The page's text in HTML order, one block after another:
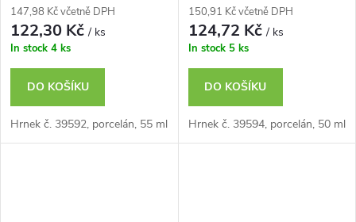
147,98 Kč včetně DPH
122,30 Kč/ ks
In stock 4 ks
DO KOŠÍKU
Hrnek č. 39592, porcelán, 55 ml
150,91 Kč včetně DPH
124,72 Kč/ ks
In stock 5 ks
DO KOŠÍKU
Hrnek č. 39594, porcelán, 50 ml